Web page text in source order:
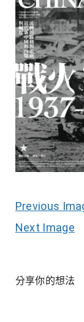
Previous
Next Image
分享你的想法